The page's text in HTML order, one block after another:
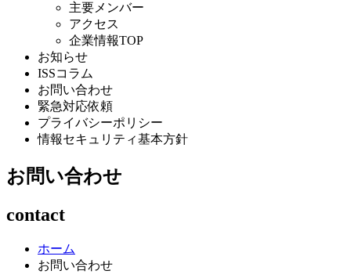
主要メンバー
アクセス
企業情報TOP
お知らせ
ISSコラム
お問い合わせ
緊急対応依頼
プライバシーポリシー
情報セキュリティ基本方針
お問い合わせ
contact
ホーム
お問い合わせ